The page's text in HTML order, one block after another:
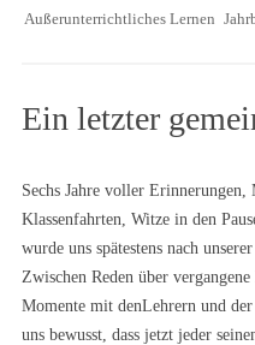
Außerunterrichtliches Lernen
Ein letzter
Sechs Jahre voller
Klassenfahrten, Witze in den
wurde uns spätestens nach
Zwischen Reden über
Momente mit denLehrern und
uns bewusst, dass jetzt jeder